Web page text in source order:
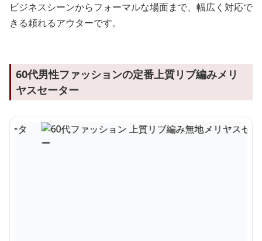
ビジネスシーンからフォーマルな場面まで、幅広く対応で
きる頼れるアウターです。
60代男性ファッションの定番上質リブ編みメリ
ヤスセーター